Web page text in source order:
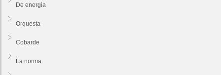
De energia
Orquesta
Cobarde
La norma